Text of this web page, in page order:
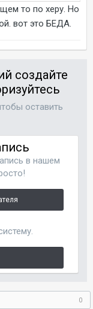
то по херу. Но
вот это БЕДА.
создайте
оставить
в нашем
0